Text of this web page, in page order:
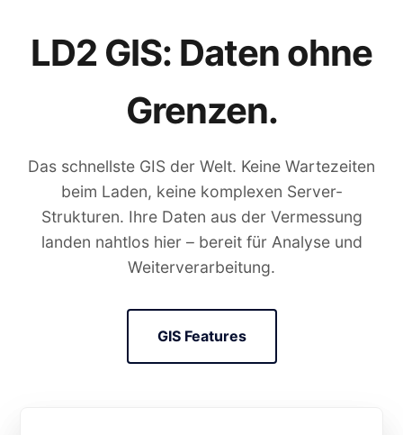
LD2 GIS: Daten ohne
Grenzen.
Das schnellste GIS der Welt. Keine Wartezeiten
beim Laden, keine komplexen Server-
Strukturen. Ihre Daten aus der Vermessung
landen nahtlos hier – bereit für Analyse und
Weiterverarbeitung.
GIS Features